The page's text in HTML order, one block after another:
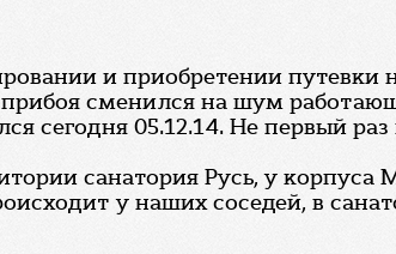
и приобретении
сменился на шум
сегодня 05.12.14. Не первый
санатория Русь, у
у наших соседей, в